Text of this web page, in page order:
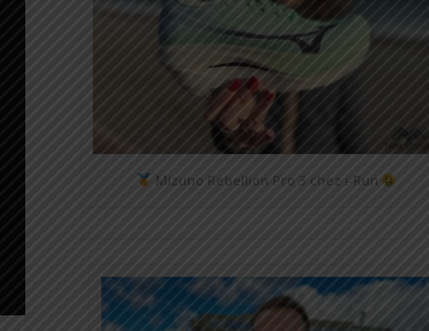
Mizuno Rebellion Pro 3 chez i-Run